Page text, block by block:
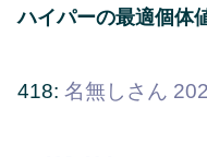
ハイパーの最適個体
418: 名無しさん